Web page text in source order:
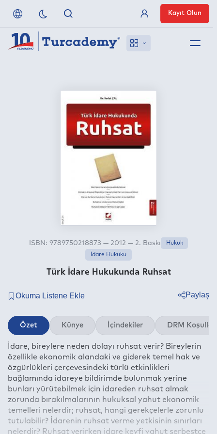
Üye Girişi
Kayıt Olun
Türk İdare Hukukunda Ruhsat
ISBN: 9789750218873 — 2012 — 2. Baskı
Hukuk
İdare Hukuku
Paylaş
Twitter
Linkedin
Whatsapp
E-mail
Özet Künye İçindekiler DRM Koşulları
İdare, bireylere neden dolayı ruhsat verir? Bireylerin
özellikle ekonomik alandaki ve giderek temel hak ve
özgürlükleri çerçevesindeki türlü etkinlikleri
bağlamında idareye bildirimde bulunmak yerine
bunları yürütebilmek için idareden ruhsat almak
zorunda bırakılmalarının hukuksal yahut ekonomik
temelleri nelerdir; ruhsat, hangi gerekçelerle zorunlu
tutulabilir? İdarenin ruhsat verme yetkisinin sınırları
nelerdir? Ruhsat verirken idare keyfi yahut serbestçe